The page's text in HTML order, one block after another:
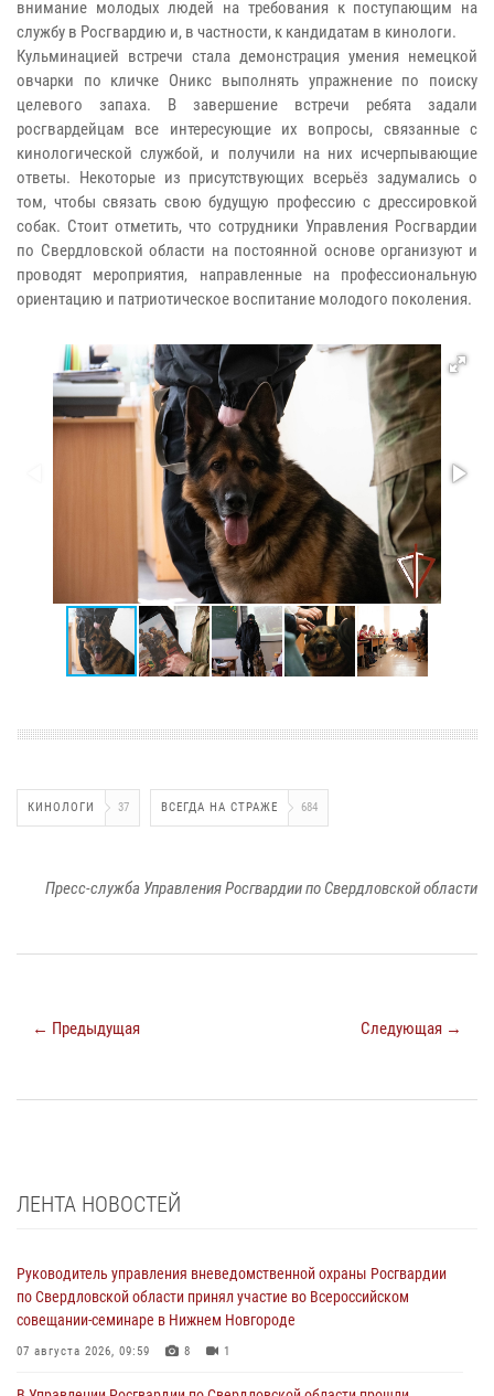
внимание молодых людей на требования к поступающим на
службу в Росгвардию и, в частности, к кандидатам в кинологи.
Кульминацией встречи стала демонстрация умения немецкой
овчарки по кличке Оникс выполнять упражнение по поиску
целевого запаха. В завершение встречи ребята задали
росгвардейцам все интересующие их вопросы, связанные с
кинологической службой, и получили на них исчерпывающие
ответы. Некоторые из присутствующих всерьёз задумались о
том, чтобы связать свою будущую профессию с дрессировкой
собак. Стоит отметить, что сотрудники Управления Росгвардии
по Свердловской области на постоянной основе организуют и
проводят мероприятия, направленные на профессиональную
ориентацию и патриотическое воспитание молодого поколения.
КИНОЛОГИ 37 ВСЕГДА НА СТРАЖЕ 684
Пресс-служба Управления Росгвардии по Свердловской области
← Предыдущая Следующая →
ЛЕНТА НОВОСТЕЙ
Руководитель управления вневедомственной охраны Росгвардии
по Свердловской области принял участие во Всероссийском
совещании-семинаре в Нижнем Новгороде
07 августа 2026, 09:59 8 1